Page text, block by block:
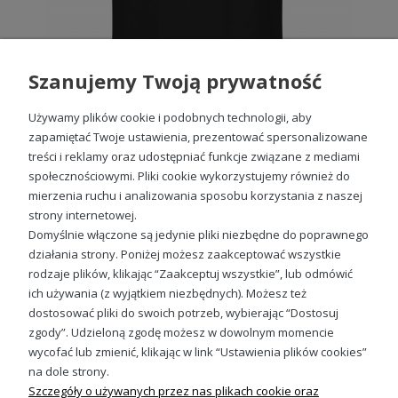
Czy to dobry pomysł na prezent?
Co wyróżnia ten model?
Rozpoznawalny nadruk Makita i bawełniana wygoda w
gramaturze 280 g/m².Koszulka Makita męska z nadrukiem
49,98 zł
Sprawdź nasze social media
Szanujemy Twoją prywatność
Używamy plików cookie i podobnych technologii, aby
zapamiętać Twoje ustawienia, prezentować spersonalizowane
treści i reklamy oraz udostępniać funkcje związane z mediami
społecznościowymi. Pliki cookie wykorzystujemy również do
mierzenia ruchu i analizowania sposobu korzystania z naszej
strony internetowej.
Domyślnie włączone są jedynie pliki niezbędne do poprawnego
działania strony. Poniżej możesz zaakceptować wszystkie
rodzaje plików, klikając “Zaakceptuj wszystkie”, lub odmówić
ich używania (z wyjątkiem niezbędnych). Możesz też
dostosować pliki do swoich potrzeb, wybierając “Dostosuj
zgody”. Udzieloną zgodę możesz w dowolnym momencie
wycofać lub zmienić, klikając w link “Ustawienia plików cookies”
na dole strony.
Szczegóły o używanych przez nas plikach cookie oraz